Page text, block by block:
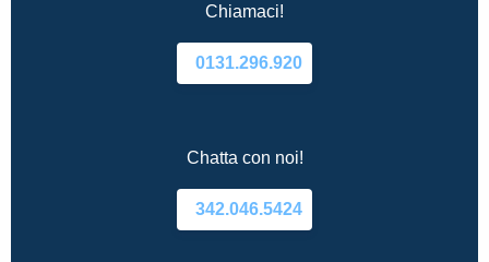
Chiamaci!
0131.296.920
Chatta con noi!
342.046.5424